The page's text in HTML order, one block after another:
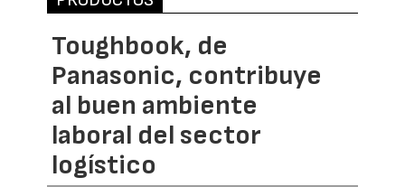
Toughbook, de
Panasonic, contribuye
al buen ambiente
laboral del sector
logístico